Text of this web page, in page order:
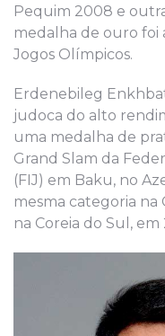
Pequim 2008 e
medalha de ouro foi
Jogos Olímpicos.
Erdenebileg
judoca do alto
uma medalha de
Grand Slam da
(FIJ) em Baku, no
mesma categoria na
na Coreia do Sul, em